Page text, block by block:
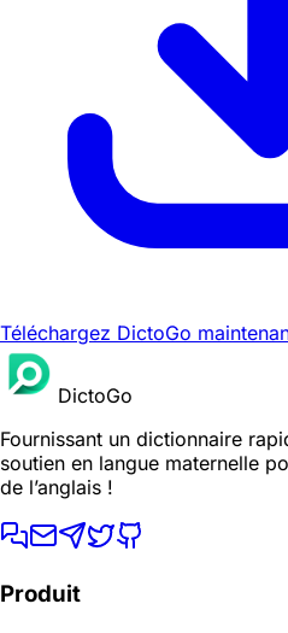
Téléchargez DictoGo
DictoGo
Fournissant un dictionnaire
soutien en langue maternelle
de l’anglais !
Produit